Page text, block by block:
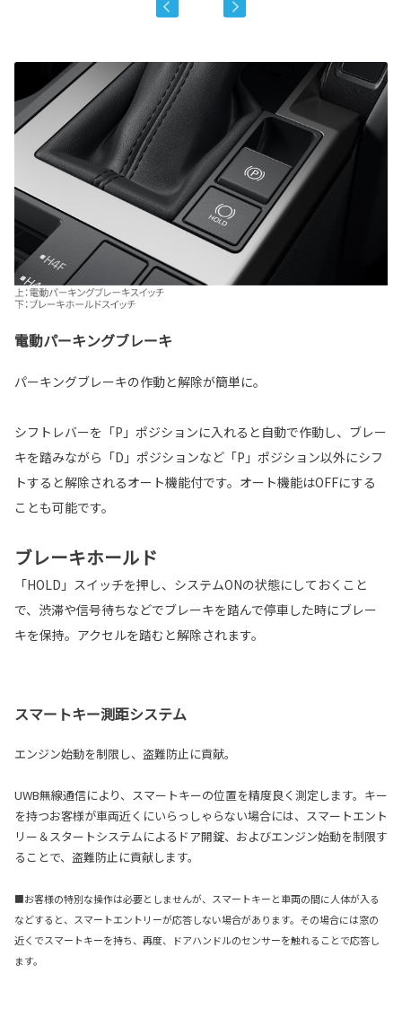
電動パーキングブレーキ
パーキングブレーキの作動と解除が簡単に。
シフトレバーを「P」ポジションに入れると自動で作動し、ブレー
キを踏みながら「D」ポジションなど「P」ポジション以外にシフ
トすると解除されるオート機能付です。オート機能はOFFにする
ことも可能です。
ブレーキホールド
「HOLD」スイッチを押し、システムONの状態にしておくこと
で、渋滞や信号待ちなどでブレーキを踏んで停車した時にブレー
キを保持。アクセルを踏むと解除されます。
スマートキー測距システム
エンジン始動を制限し、盗難防止に貢献。
UWB無線通信により、スマートキーの位置を精度良く測定します。キー
を持つお客様が車両近くにいらっしゃらない場合には、スマートエント
リー＆スタートシステムによるドア開錠、およびエンジン始動を制限す
ることで、盗難防止に貢献します。
■お客様の特別な操作は必要としませんが、スマートキーと車両の間に人体が入る
などすると、スマートエントリーが応答しない場合があります。その場合には窓の
近くでスマートキーを持ち、再度、ドアハンドルのセンサーを触れることで応答し
ます。